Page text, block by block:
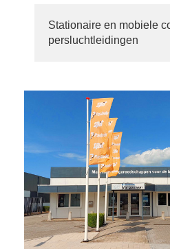
Stationaire en mobiele
persluchtleidingen